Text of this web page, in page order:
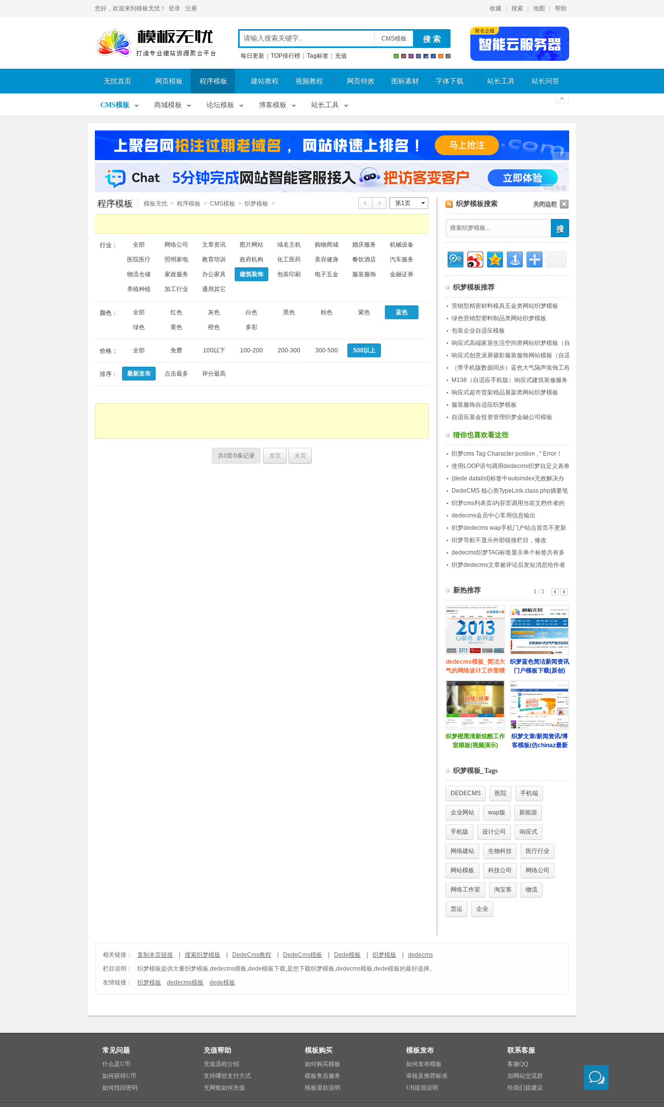
您好，欢迎来到模板无忧！ 登录 注册 收藏 搜索 地图 帮助
CMS模板
每日更新 TOP排行榜 Tag标签 充值
无忧首页 网页模板 程序模板 建站教程 视频教程 网页特效 图标素材 字体下载 站长工具 站长问答
CMS模板 商城模板 论坛模板 博客模板 站长工具
域名
智能客服
关闭边栏
程序模板 模板无忧 > 程序模板 > CMS模板 > 织梦模板 > 第1页
行业： 全部 网络公司 文章资讯 图片网站 域名主机 购物商城 婚庆服务 机械设备
医院医疗 照明家电 教育培训 政府机构 化工医药 美容健身 餐饮酒店 汽车服务
物流仓储 家政服务 办公家具 建筑装饰 包装印刷 电子五金 服装服饰 金融证券
养殖种植 加工行业 通用其它
颜色： 全部 红色 灰色 白色 黑色 粉色 紫色 蓝色
绿色 黄色 橙色 多彩
价格： 全部 免费 100以下 100-200 200-300 300-500 500以上
排序： 最新发布 点击最多 评分最高
共0页/0条记录 首页 末页
织梦模板搜索
织梦模板推荐
营销型精密材料模具五金类网站织梦模板
绿色营销型塑料制品类网站织梦模板
包装企业自适应模板
响应式高端家居生活空间类网站织梦模板（自
适应）
响应式创意滚屏摄影服装服饰网站模板（自适
应）
（带手机版数据同步）蓝色大气隔声装饰工程
公司类网站织梦模板 营销型工程装饰网站源
码下载
M138（自适应手机版）响应式建筑装修服务
公司网站织梦模板 HTML5建筑行业企业网站
源码下载
响应式超市货架精品展架类网站织梦模板
服装服饰自适应织梦模板
自适应基金投资管理织梦金融公司模板
猜你也喜欢看这些
织梦cms Tag Character postion , '' Error！
使用LOOP语句调用dedecms织梦自定义表单
内容的方法
{dede datalist}标签中autoindex无效解决办
法
DedeCMS 核心类TypeLink.class.php摘要笔
记
织梦cms列表页/内容页调用当前文档作者的
会员头像的方法
dedecms会员中心常用信息输出
织梦dedecms wap手机门户站点首页不更新
的解决方法
织梦导航不显示外部链接栏目，修改
channelartlist标签方法
dedecms织梦TAG标签显示单个标签共有多
少篇文章的方法
织梦dedecms文章被评论后发短消息给作者
织梦模板_Tags
DEDECMS 医院 手机端
企业网站 wap版 新能源
手机版 设计公司 响应式
网络建站 生物科技 医疗行业
网站模板 科技公司 网络公司
网络工作室 淘宝客 物流
货运 企业
相关链接： 复制本页链接 搜索织梦模板 DedeCms教程 DedeCms模板 Dede模板 织梦模板
dedecms
栏目说明：
织梦模板提供大量织梦模板,dedecms模板,dede模板下载,是您下载织梦模板,dedecms模板,dede模板的最好选择。
友情链接：
织梦模板 dedecms模板 dede模板
常见问题
什么是U币
如何获得U币
如何找回密码
充值帮助
充值流程介绍
支持哪些支付方式
无网银如何充值
模板购买
如何购买模板
模板售后服务
模板退款说明
模板发布
如何发布模板
审核及推荐标准
UB提现说明
联系客服
客服QQ
加网站交流群
给我们提建议